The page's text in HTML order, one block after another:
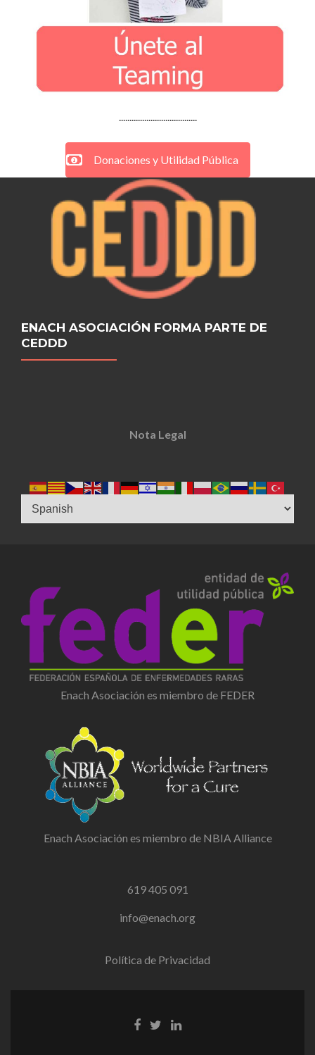
Donaciones y Utilidad Pública
ENACH ASOCIACIÓN FORMA PARTE DE
CEDDD
Nota Legal
Enach Asociación es miembro de FEDER
Enach Asociación es miembro de NBIA Alliance
619 405 091
info@enach.org
Política de Privacidad
Facebook
TwitterLinkedin